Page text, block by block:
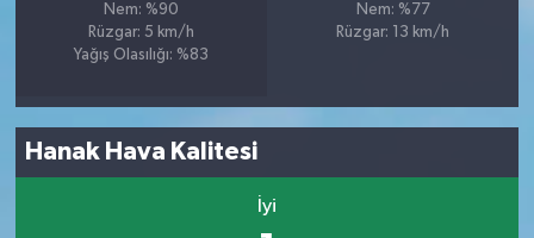
Nem: %90
Rüzgar: 5 km/h
Yağış Olasılığı: %83
Nem: %77
Rüzgar: 13 km/h
Hanak Hava Kalitesi
İyi